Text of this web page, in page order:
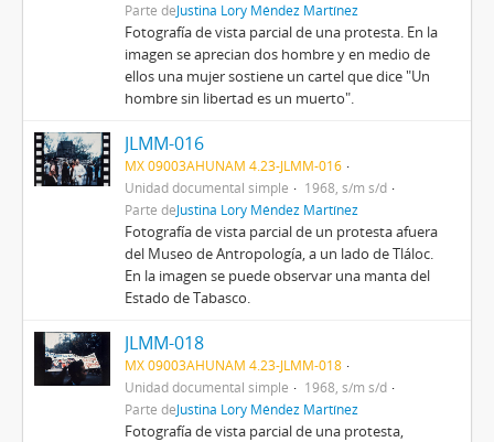
Parte deJustina Lory Méndez Martínez
Fotografía de vista parcial de una protesta. En la
imagen se aprecian dos hombre y en medio de
ellos una mujer sostiene un cartel que dice "Un
hombre sin libertad es un muerto".
JLMM-016
MX 09003AHUNAM 4.23-JLMM-016
Unidad documental simple
1968, s/m s/d
Parte deJustina Lory Méndez Martínez
Fotografía de vista parcial de un protesta afuera
del Museo de Antropología, a un lado de Tláloc.
En la imagen se puede observar una manta del
Estado de Tabasco.
JLMM-018
MX 09003AHUNAM 4.23-JLMM-018
Unidad documental simple
1968, s/m s/d
Parte deJustina Lory Méndez Martínez
Fotografía de vista parcial de una protesta,